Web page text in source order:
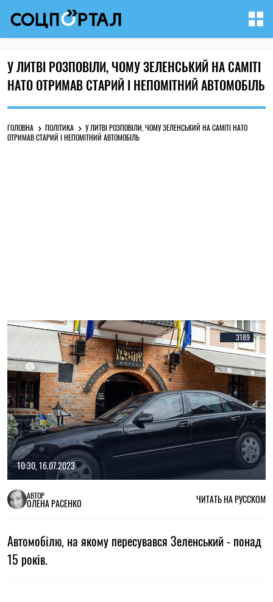
У ЛИТВІ РОЗПОВІЛИ, ЧОМУ ЗЕЛЕНСЬКИЙ НА САМІТІ
НАТО ОТРИМАВ СТАРИЙ І НЕПОМІТНИЙ АВТОМОБІЛЬ
ГОЛОВНА ПОЛІТИКА
У ЛИТВІ РОЗПОВІЛИ, ЧОМУ ЗЕЛЕНСЬКИЙ НА САМІТІ НАТО
ОТРИМАВ СТАРИЙ І НЕПОМІТНИЙ АВТОМОБІЛЬ
3189
10:30, 16.07.2023
АВТОР
ОЛЕНА РАСЕНКО ЧИТАТЬ НА РУССКОМ
Автомобілю, на якому пересувався Зеленський - понад
15 років.